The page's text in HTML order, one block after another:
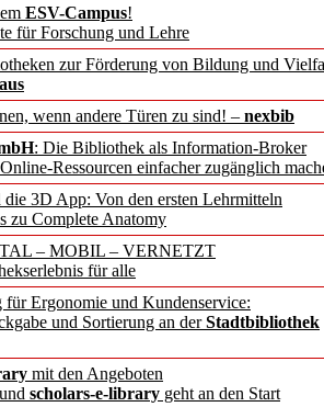
ESV-Campus!
für Forschung und Lehre
zur Förderung von Bildung und
wenn andere Türen zu sind! – nexbib
: Die Bibliothek als Information-Broker
Ressourcen einfacher zugänglich
die 3D App: Von den ersten Lehrmitteln
zu Complete Anatomy
– MOBIL – VERNETZT
für alle
für Ergonomie und Kundenservice:
und Sortierung an derStadtbibliothek
mit den Angeboten
und scholars-e-library geht an den Start
Zeitschrift für
Attempto
Information
in
Institut neu
und